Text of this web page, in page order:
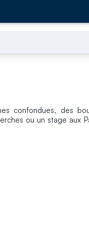
confondues, des
ou un stage aux